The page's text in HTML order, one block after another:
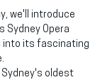
we'll introduce
Sydney Opera
into its fascinating
Sydney's oldest